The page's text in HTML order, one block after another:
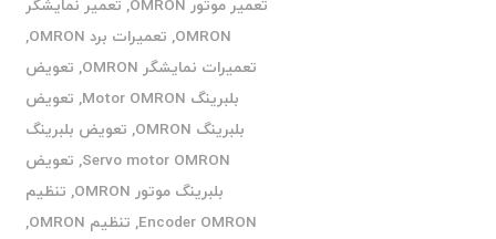
تعمیر موتور OMRON
, تعمیر نمایشگر
OMRON
, تعمیرات برد OMRON
,
تعمیرات نمایشگر OMRON
, تعویض
بلبرینگ Motor OMRON
, تعویض
بلبرینگ OMRON
, تعویض بلبرینگ
Servo motor OMRON
, تعویض
بلبرینگ موتور OMRON
, تنظیم
Encoder OMRON
, تنظیم OMRON ,